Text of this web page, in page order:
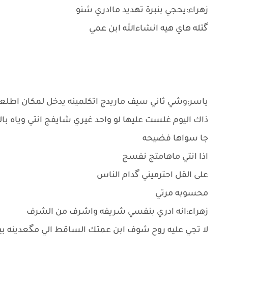
زهراء:يحجي بنبرة تهديد ماادري شنو
گتله هاي هيه انشاءالله ابن عمي
ياسر:وشي ثاني سيف ماريدج اتكلمينه يدخل لمكان
ذاك اليوم غلست عليها لو واحد غيري شايفج انتي وياه
جا سواها فضيحه
اذا انتي ماهامتج نفسج
على القل احترميني گدام الناس
محسوبه مرتي
زهراء:انه ادري بنفسي شريفه واشرف من الشرف
لا تجي عليه روح شوف ابن عمتك الساقط الي مگعدينه